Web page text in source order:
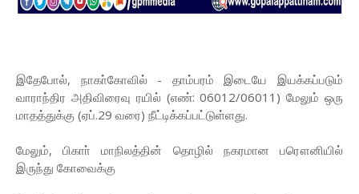
இதேபோல், நாகா்கோவில் - தாம்பரம் இடையே இயக்கப்படும்
வாராந்திர அதிவிரைவு ரயில் (எண்: 06012/06011) மேலும் ஒரு
மாதத்துக்கு (ஏப்.29 வரை) நீட்டிக்கப்பட்டுள்ளது.
மேலும், பிகாா் மாநிலத்தின் தொழில் நகரமான பரௌனியில்
இருந்து கோவைக்கு